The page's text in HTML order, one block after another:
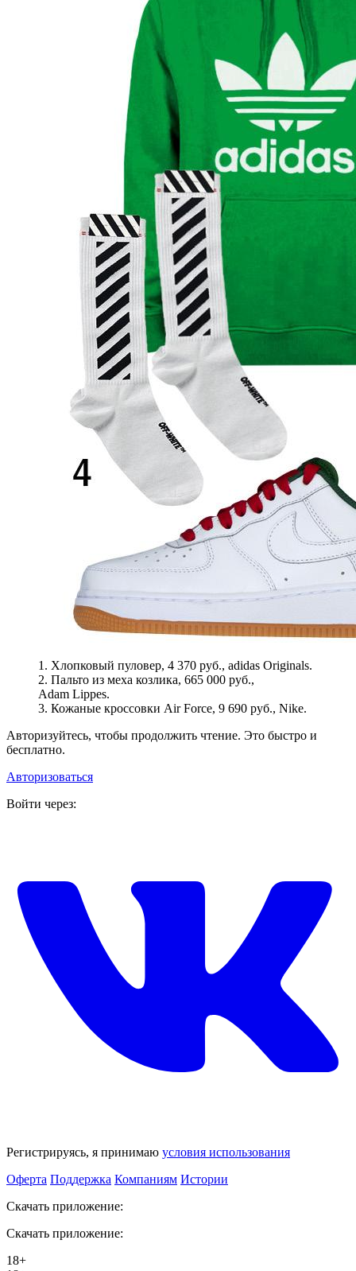
1. Хлопковый пуловер, 4 370 руб., adidas Originals.
2. Пальто из меха козлика, 665 000 руб.,
Adam Lippes.
3. Кожаные кроссовки Air Force, 9 690 руб., Nike.
Авторизуйтесь, чтобы продолжить чтение. Это быстро и
бесплатно.
Авторизоваться
Войти через:
Регистрируясь, я принимаю условия использования
Оферта Поддержка Компаниям Истории
Скачать приложение:
Скачать приложение:
18+